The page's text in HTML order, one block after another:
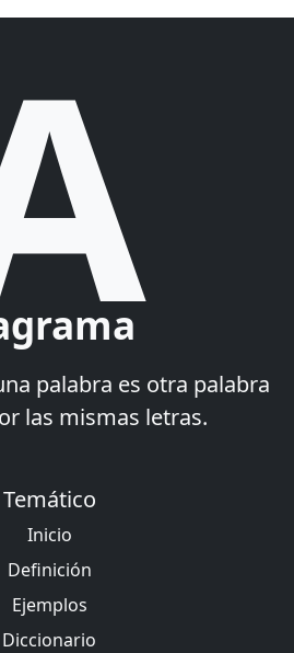
palabra es otra palabra
las mismas letras.
Temático
Inicio
Definición
Ejemplos
Diccionario